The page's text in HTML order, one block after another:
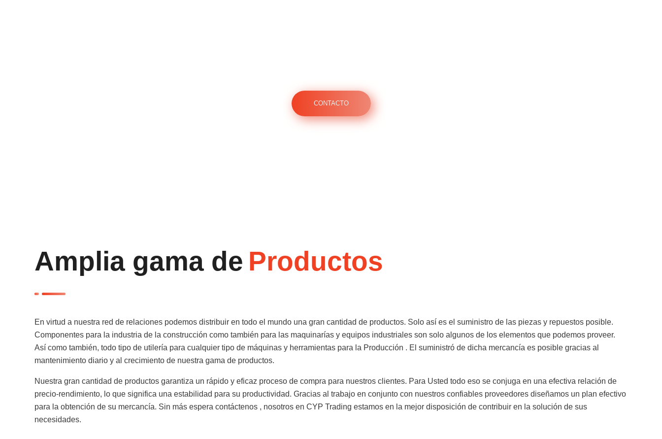
CONTACTO
Amplia gama de Productos
En virtud a nuestra red de relaciones podemos distribuir en todo el mundo una gran cantidad de productos. Solo así es el suministro de las piezas y repuestos posible.
Componentes para la industria de la construcción como también para las maquinarías y equipos industriales son solo algunos de los elementos que podemos proveer.
Así como también, todo tipo de utilería para cualquier tipo de máquinas y herramientas para la Producción . El suministró de dicha mercancía es posible gracias al
mantenimiento diario y al crecimiento de nuestra gama de productos.
Nuestra gran cantidad de productos garantiza un rápido y eficaz proceso de compra para nuestros clientes. Para Usted todo eso se conjuga en una efectiva relación de
precio-rendimiento, lo que significa una estabilidad para su productividad. Gracias al trabajo en conjunto con nuestros confiables proveedores diseñamos un plan efectivo
para la obtención de su mercancía. Sin más espera contáctenos , nosotros en CYP Trading estamos en la mejor disposición de contribuir en la solución de sus
necesidades.